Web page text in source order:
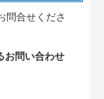
問合せくださ
お問い合わせ